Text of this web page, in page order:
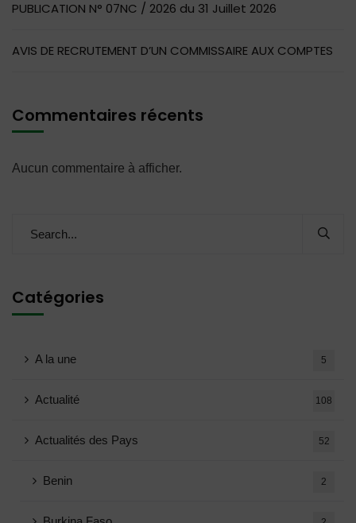
PUBLICATION N° 07NC / 2026 du 31 Juillet 2026
AVIS DE RECRUTEMENT D’UN COMMISSAIRE AUX COMPTES
Commentaires récents
Aucun commentaire à afficher.
Catégories
A la une 5
Actualité 108
Actualités des Pays 52
Benin 2